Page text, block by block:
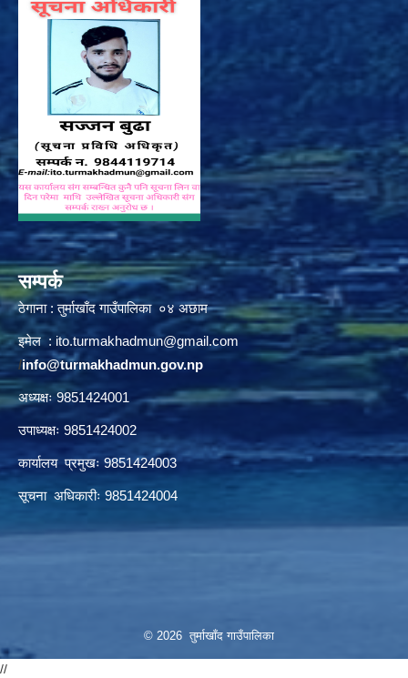
सम्पर्क
ठेगाना : तुर्माखाँद गाउँपालिका ०४ अछाम
इमेल : ito.turmakhadmun@gmail.com
/info@turmakhadmun.gov.np
अध्यक्षः 9851424001
उपाध्यक्षः 9851424002
कार्यालय प्रमुखः 9851424003
सूचना अधिकारीः 9851424004
© 2026 तुर्माखाँद गाउँपालिका
//